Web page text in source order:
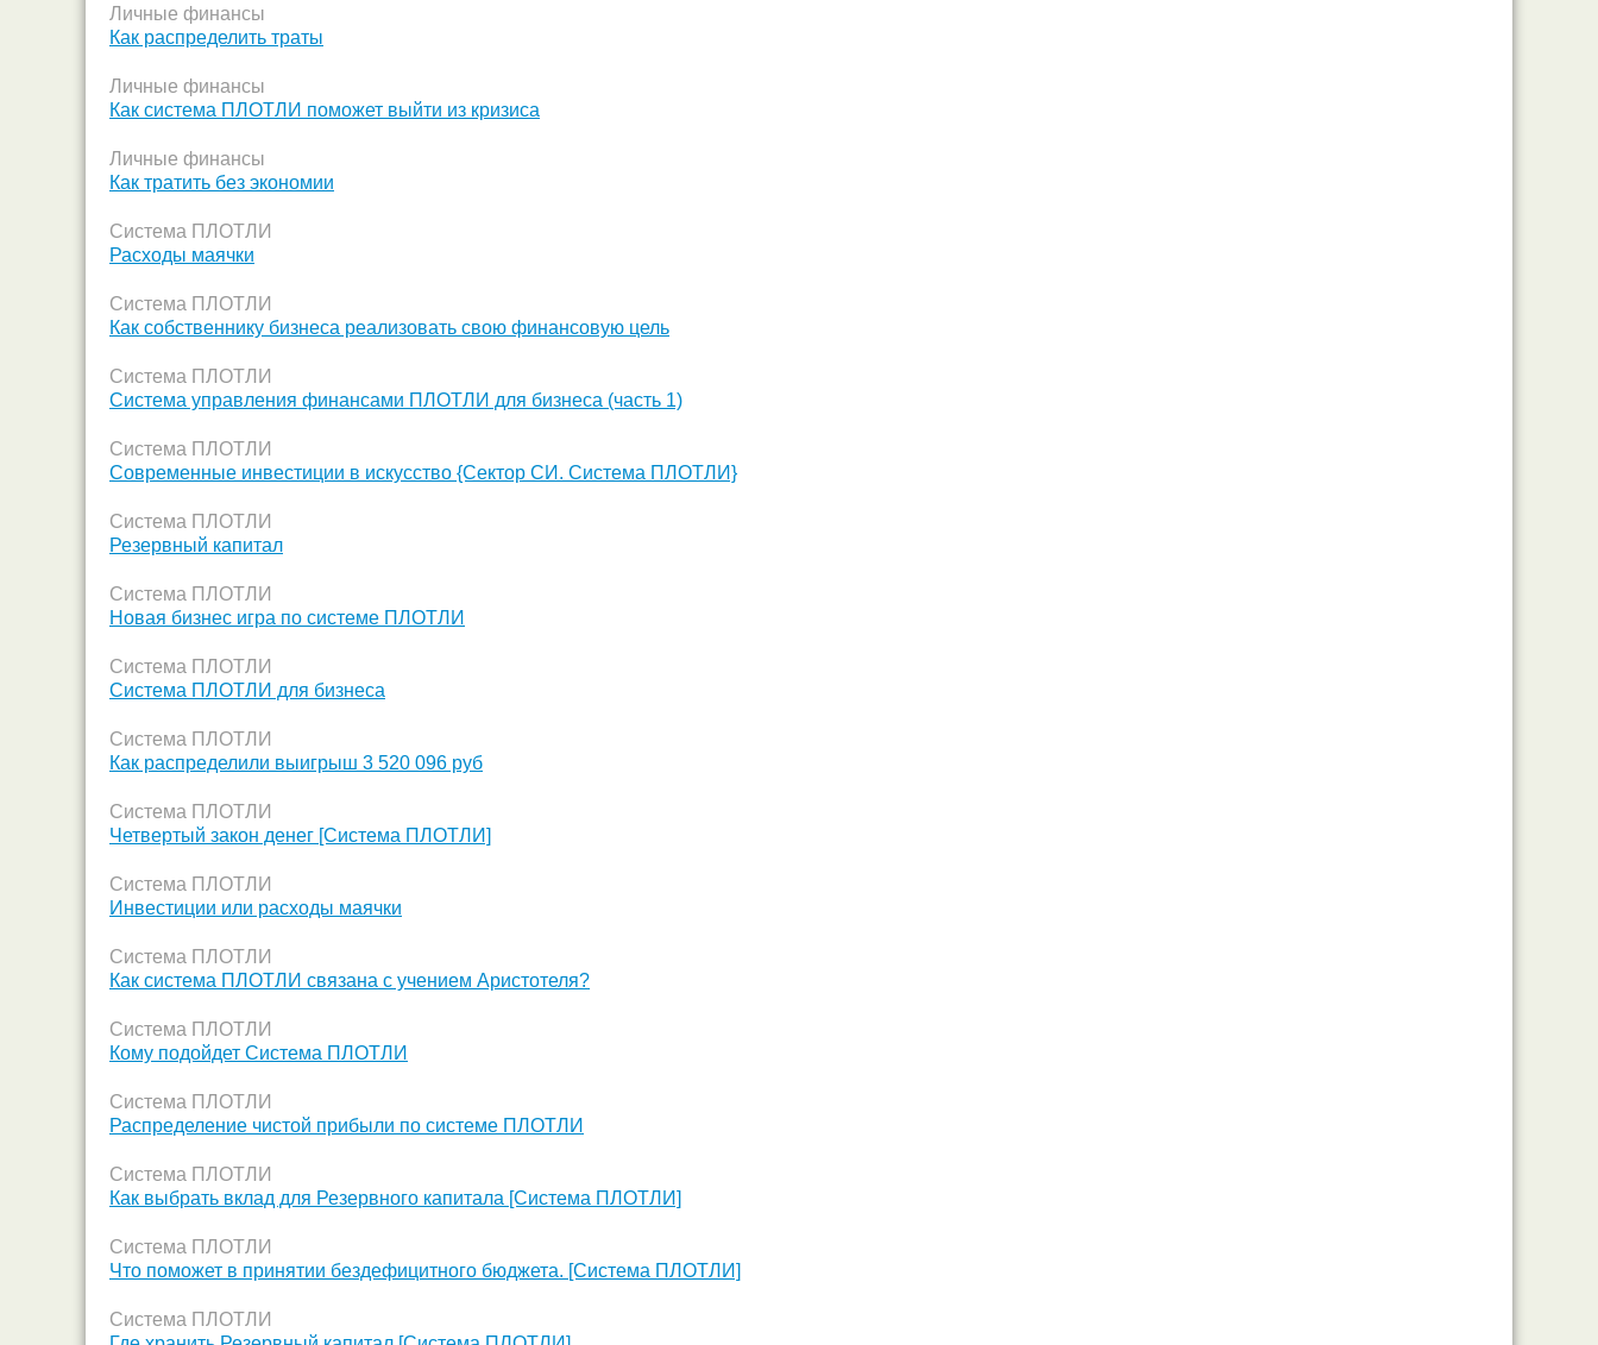
Личные финансы
Как распределить траты
Личные финансы
Как система ПЛОТЛИ поможет выйти из кризиса
Личные финансы
Как тратить без экономии
Система ПЛОТЛИ
Расходы маячки
Система ПЛОТЛИ
Как собственнику бизнеса реализовать свою финансовую цель
Система ПЛОТЛИ
Система управления финансами ПЛОТЛИ для бизнеса (часть 1)
Система ПЛОТЛИ
Современные инвестиции в искусство {Сектор СИ. Система ПЛОТЛИ}
Система ПЛОТЛИ
Резервный капитал
Система ПЛОТЛИ
Новая бизнес игра по системе ПЛОТЛИ
Система ПЛОТЛИ
Система ПЛОТЛИ для бизнеса
Система ПЛОТЛИ
Как распределили выигрыш 3 520 096 руб
Система ПЛОТЛИ
Четвертый закон денег [Система ПЛОТЛИ]
Система ПЛОТЛИ
Инвестиции или расходы маячки
Система ПЛОТЛИ
Как система ПЛОТЛИ связана с учением Аристотеля?
Система ПЛОТЛИ
Кому подойдет Система ПЛОТЛИ
Система ПЛОТЛИ
Распределение чистой прибыли по системе ПЛОТЛИ
Система ПЛОТЛИ
Как выбрать вклад для Резервного капитала [Система ПЛОТЛИ]
Система ПЛОТЛИ
Что поможет в принятии бездефицитного бюджета. [Система ПЛОТЛИ]
Система ПЛОТЛИ